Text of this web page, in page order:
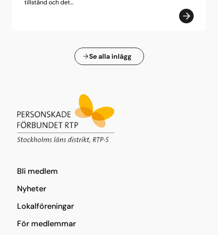
tillstånd och det…
Se alla inlägg
Bli medlem
Nyheter
Lokalföreningar
För medlemmar